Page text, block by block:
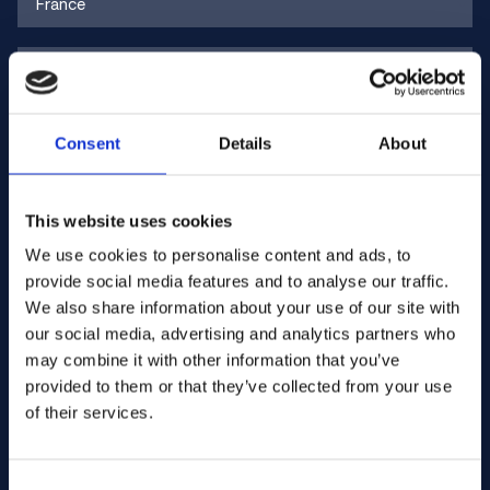
Consent Details About
This website uses cookies
We use cookies to personalise content and ads, to
provide social media features and to analyse our traffic.
We also share information about your use of our site with
our social media, advertising and analytics partners who
may combine it with other information that you’ve
provided to them or that they’ve collected from your use
of their services.
Structure :alliage austénitique
Désignations :
INCOLOY Alloy 330, Alloy 330, UNS
N08330, Werkstoff 1.4886
1,5 %, Fe ~reste
Bonne résistance à la carburation
Bonne résistance mécanique à haute température
températures
Structure austénitique stable
Convient pour un fonctionnement à long terme dans les
fours de chauffage et les équipements de process